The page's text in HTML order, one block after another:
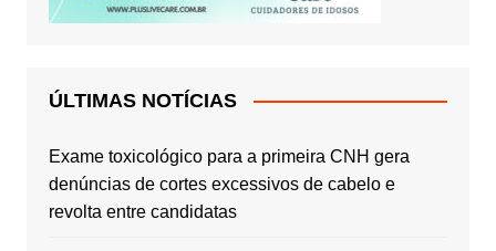
ÚLTIMAS NOTÍCIAS
Exame toxicológico para a primeira CNH gera
denúncias de cortes excessivos de cabelo e
revolta entre candidatas